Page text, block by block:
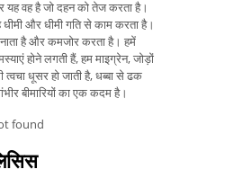
यह वह है जो दहन को तेज करता है।
धीमी और धीमी गति से काम करता है।
है और कमजोर करता है। हमें
होने लगती हैं, हम माइग्रेन, जोड़ों
त्वचा धूसर हो जाती है, धब्बा से ढक
बीमारियों का एक कदम है।
found